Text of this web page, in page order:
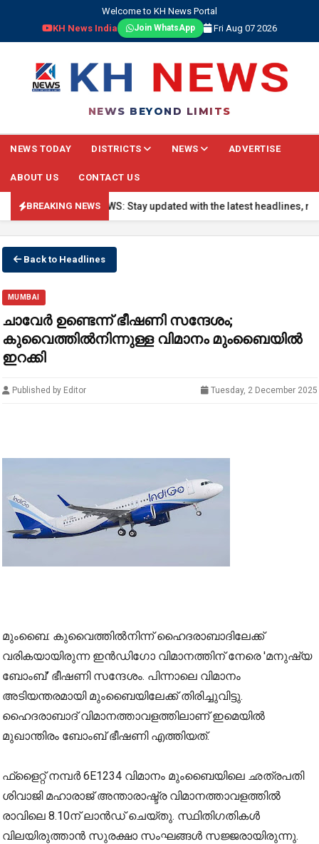
Welcome to KH News Portal
KH News India
Join WhatsApp Fri Aug 07 2026
NEWS BEYOND LIMITS
NEWS TODAY DISTRICTS NEWS ADVERTISE
ABOUT US CONTACT US
BREAKING NEWS
🔴 BREAKING NEWS: Stay updated with the latest headlines,
Back to Headlines
MUMBAI
ചാവേർ ഉണ്ടെന്ന് ഭീഷണി സന്ദേശം;
കുവൈത്തിൽനിന്നുള്ള വിമാനം മുംബൈയിൽ
ഇറക്കി
Published by Editor Tuesday, 2 December 2025
മുംബൈ: കുവൈത്തിൽനിന്ന് ഹൈദരാബാദിലേക്ക്
വരികയായിരുന്ന ഇൻഡിഗോ വിമാനത്തിന് നേരെ 'മനുഷ്യ
ബോംബ്' ഭീഷണി സന്ദേശം. പിന്നാലെ വിമാനം
അടിയന്തരമായി മുംബൈയിലേക്ക് തിരിച്ചുവിട്ടു.
ഹൈദരാബാദ് വിമാനത്താവളത്തിലാണ് ഇമെയിൽ
മുഖാന്തിരം ബോംബ് ഭീഷണി എത്തിയത്.
ഫ്‌ളൈറ്റ് നമ്പർ 6E1234 വിമാനം മുംബൈയിലെ ഛത്രപതി
ശിവാജി മഹാരാജ് അന്താരാഷ്ട്ര വിമാനത്താവളത്തിൽ
രാവിലെ 8.10ന് ലാൻഡ് ചെയ്തു. സ്ഥിതിഗതികൾ
വിലയിരുത്താൻ സുരക്ഷാ സംഘങ്ങൾ സജ്ജരായിരുന്നു.